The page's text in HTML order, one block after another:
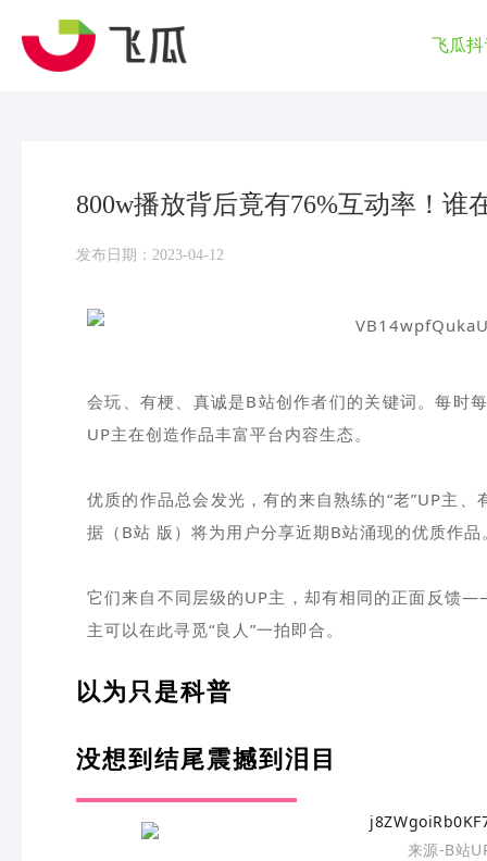
飞瓜抖
800w播放背后竟有76%互动率！谁
发布日期：2023-04-12
会玩、有梗、真诚是B站创作者们的关键词。每时
UP主在创造作品丰富平台内容生态。
优质的作品总会发光，有的来自熟练的“老”UP主
据（B站 版）将为用户分享近期B站涌现的优质作品
它们来自不同层级的UP主，却有相同的正面反馈
主可以在此寻觅“良人”一拍即合。
以为只是科普
没想到结尾震撼到泪目
来源-B站